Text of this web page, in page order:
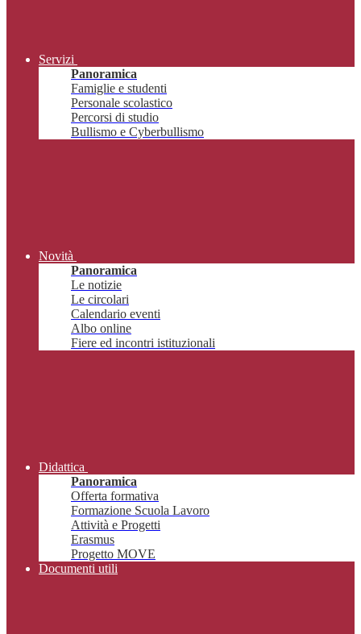
Servizi
Panoramica
Famiglie e studenti
Personale scolastico
Percorsi di studio
Bullismo e Cyberbullismo
Novità
Panoramica
Le notizie
Le circolari
Calendario eventi
Albo online
Fiere ed incontri istituzionali
Didattica
Panoramica
Offerta formativa
Formazione Scuola Lavoro
Attività e Progetti
Erasmus
Progetto MOVE
Documenti utili